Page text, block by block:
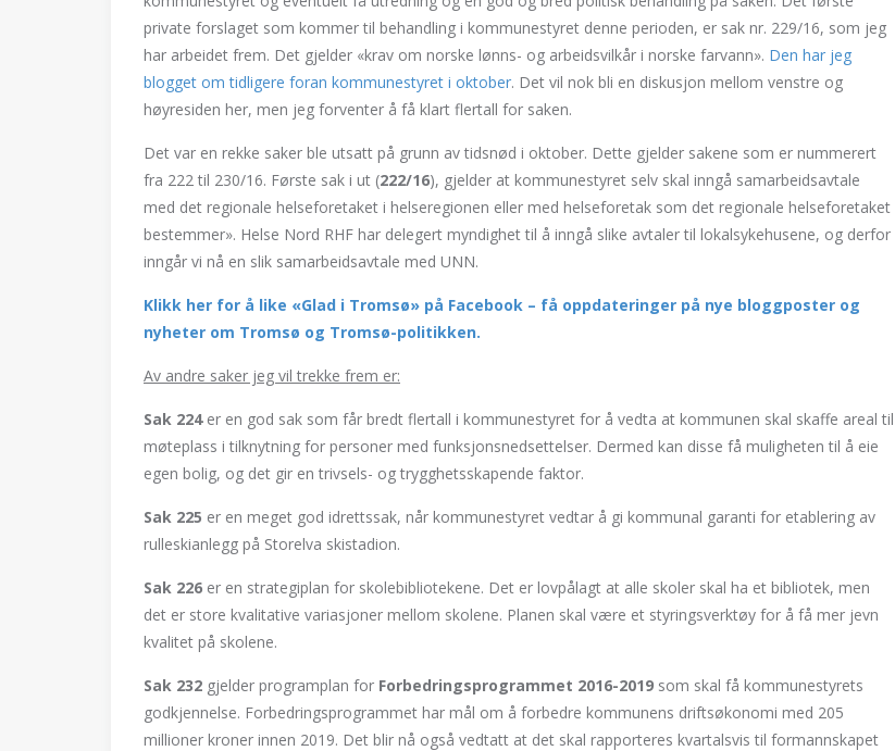
private forslaget som kommer til behandling i kommunestyret denne perioden, er sak nr. 229/16, som jeg
har arbeidet frem. Det gjelder «krav om norske lønns- og arbeidsvilkår i norske farvann». Den har jeg
blogget om tidligere foran kommunestyret i oktober. Det vil nok bli en diskusjon mellom venstre og
høyresiden her, men jeg forventer å få klart flertall for saken.
Det var en rekke saker ble utsatt på grunn av tidsnød i oktober. Dette gjelder sakene som er nummerert
fra 222 til 230/16. Første sak i ut (222/16), gjelder at kommunestyret selv skal inngå samarbeidsavtale
med det regionale helseforetaket i helseregionen eller med helseforetak som det regionale helseforetaket
bestemmer». Helse Nord RHF har delegert myndighet til å inngå slike avtaler til lokalsykehusene, og derfor
inngår vi nå en slik samarbeidsavtale med UNN.
Klikk her for å like «Glad i Tromsø» på Facebook – få oppdateringer på nye bloggposter og
nyheter om Tromsø og Tromsø-politikken.
Av andre saker jeg vil trekke frem er:
Sak 224 er en god sak som får bredt flertall i kommunestyret for å vedta at kommunen skal skaffe areal til
møteplass i tilknytning for personer med funksjonsnedsettelser. Dermed kan disse få muligheten til å eie
egen bolig, og det gir en trivsels- og trygghetsskapende faktor.
Sak 225 er en meget god idrettssak, når kommunestyret vedtar å gi kommunal garanti for etablering av
rulleskianlegg på Storelva skistadion.
Sak 226 er en strategiplan for skolebibliotekene. Det er lovpålagt at alle skoler skal ha et bibliotek, men
det er store kvalitative variasjoner mellom skolene. Planen skal være et styringsverktøy for å få mer jevn
kvalitet på skolene.
Sak 232 gjelder programplan for Forbedringsprogrammet 2016-2019 som skal få kommunestyrets
godkjennelse. Forbedringsprogrammet har mål om å forbedre kommunens driftsøkonomi med 205
millioner kroner innen 2019. Det blir nå også vedtatt at det skal rapporteres kvartalsvis til formannskapet